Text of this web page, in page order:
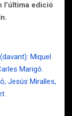
edició
Miquel
Marigó.
Jesús Miralles,